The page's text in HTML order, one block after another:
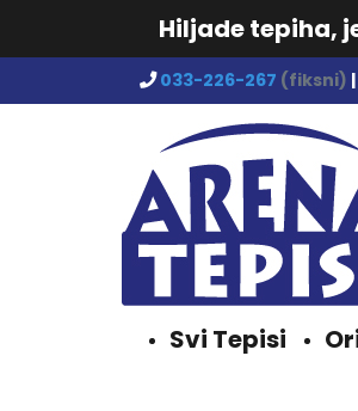
Hiljade tepiha,
033-226-267 (fiksni) |
Svi Tepisi